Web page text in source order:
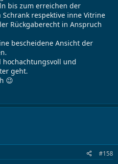
bis zum erreichen der
respektive inne Vitrine
Rückgaberecht in Anspruch
bescheidene Ansicht der
und
geht.
😉
#158